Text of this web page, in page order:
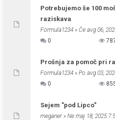
Potrebujemo še 100
raziskava
Formula1234 » Če avg 06,
0
Prošnja za pomoč pri
Formula1234 » Po avg 03,
0
Sejem "pod Lipco"
meganer» Ne maj 18, 2025